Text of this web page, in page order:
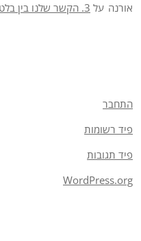
אורנה על 3. הקשר שלנו בין בלט לשחייה
התחבר
פיד רשומות
פיד תגובות
WordPress.org